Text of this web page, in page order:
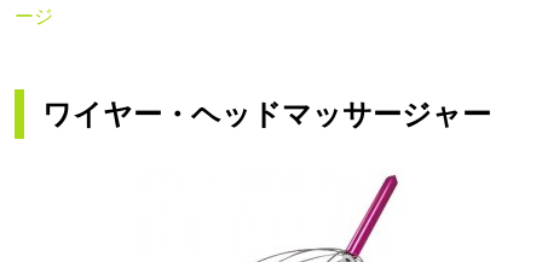
ージ
ワイヤー・ヘッドマッサージャー